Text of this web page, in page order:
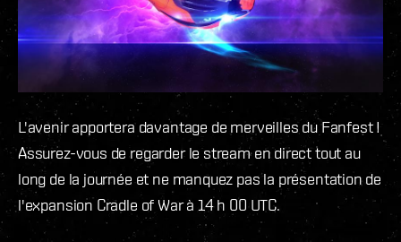
L'avenir apportera davantage de merveilles du Fanfest !
Assurez-vous de regarder le stream en direct tout au
long de la journée et ne manquez pas la présentation de
l'expansion Cradle of War à 14 h 00 UTC.